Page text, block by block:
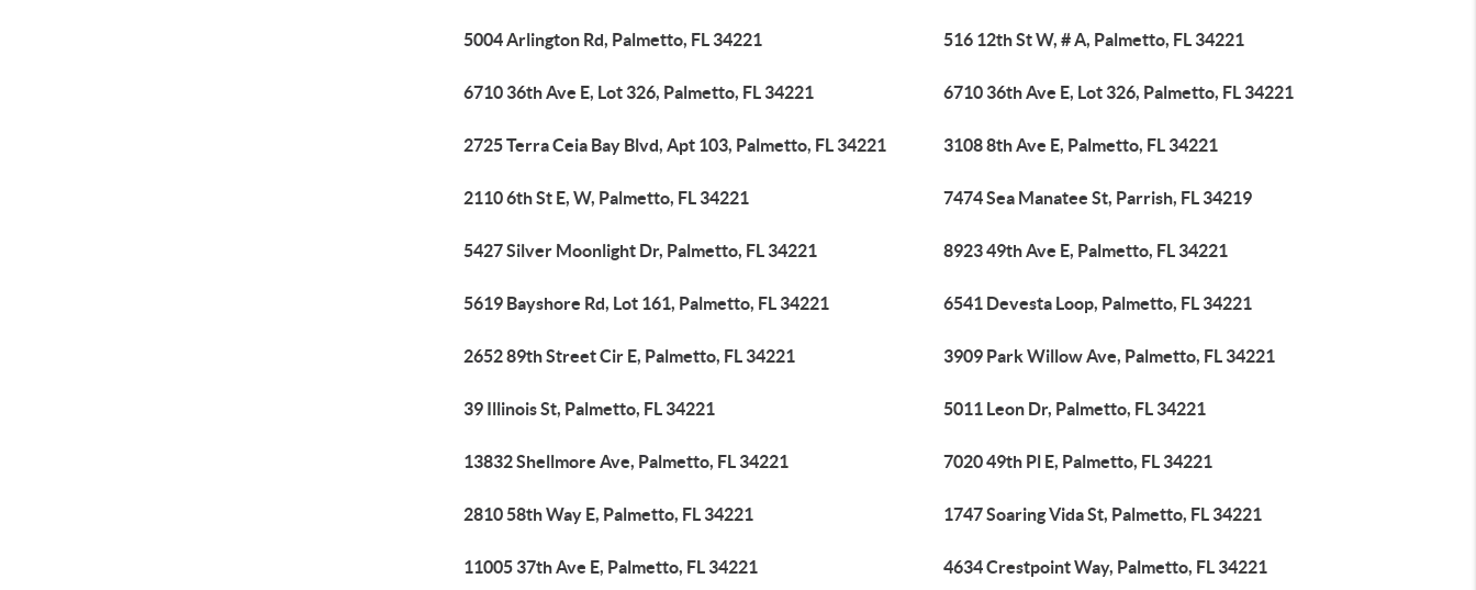
5004 Arlington Rd, Palmetto, FL 34221 516 12th St W, # A, Palmetto, FL 34221
6710 36th Ave E, Lot 326, Palmetto, FL 34221 6710 36th Ave E, Lot 326, Palmetto, FL 34221
2725 Terra Ceia Bay Blvd, Apt 103, Palmetto, FL 34221 3108 8th Ave E, Palmetto, FL 34221
2110 6th St E, W, Palmetto, FL 34221 7474 Sea Manatee St, Parrish, FL 34219
5427 Silver Moonlight Dr, Palmetto, FL 34221 8923 49th Ave E, Palmetto, FL 34221
5619 Bayshore Rd, Lot 161, Palmetto, FL 34221 6541 Devesta Loop, Palmetto, FL 34221
2652 89th Street Cir E, Palmetto, FL 34221 3909 Park Willow Ave, Palmetto, FL 34221
39 Illinois St, Palmetto, FL 34221 5011 Leon Dr, Palmetto, FL 34221
13832 Shellmore Ave, Palmetto, FL 34221 7020 49th Pl E, Palmetto, FL 34221
2810 58th Way E, Palmetto, FL 34221 1747 Soaring Vida St, Palmetto, FL 34221
11005 37th Ave E, Palmetto, FL 34221 4634 Crestpoint Way, Palmetto, FL 34221